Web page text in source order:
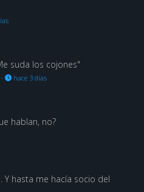
suda los cojones"
· hace 3 días
hablan, no?
Y hasta me hacía socio del